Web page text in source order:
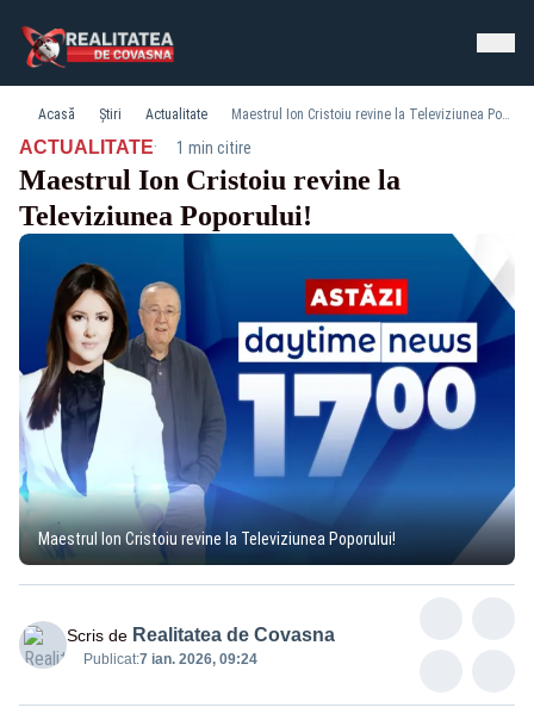
Acasă Știri Actualitate Maestrul Ion Cristoiu revine la Televiziunea Poporului!
ACTUALITATE· 1 min citire
Maestrul Ion Cristoiu revine la
Televiziunea Poporului!
Maestrul Ion Cristoiu revine la Televiziunea Poporului!
Scris de Realitatea de Covasna
Publicat:7 ian. 2026, 09:24